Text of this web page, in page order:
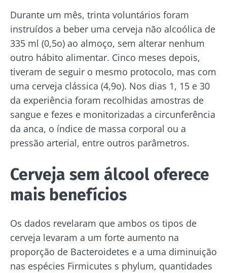
Durante um mês, trinta voluntários foram
instruídos a beber uma cerveja não alcoólica de
335 ml (0,5o) ao almoço, sem alterar nenhum
outro hábito alimentar. Cinco meses depois,
tiveram de seguir o mesmo protocolo, mas com
uma cerveja clássica (4,9o). Nos dias 1, 15 e 30
da experiência foram recolhidas amostras de
sangue e fezes e monitorizadas a circunferência
da anca, o índice de massa corporal ou a
pressão arterial, entre outros parâmetros.
Cerveja sem álcool oferece
mais benefícios
Os dados revelaram que ambos os tipos de
cerveja levaram a um forte aumento na
proporção de Bacteroidetes e a uma diminuição
nas espécies Firmicutes s phylum, quantidades